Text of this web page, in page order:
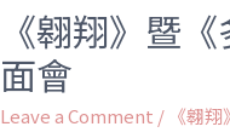
《翱翔》暨
面會
Leave a Comment / 《翱